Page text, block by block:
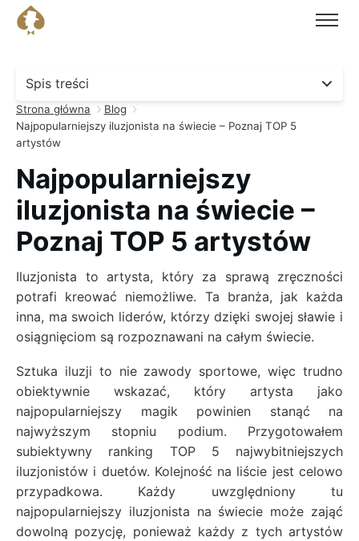
Spis treści
- kliknij, aby przejść do sekcji.
Strona główna
Blog
Najpopularniejszy iluzjonista na świecie – Poznaj TOP 5
artystów
Najpopularniejszy
iluzjonista na świecie –
Poznaj TOP 5 artystów
Iluzjonista to artysta, który za sprawą zręczności
potrafi kreować niemożliwe. Ta branża, jak każda
inna, ma swoich liderów, którzy dzięki swojej sławie i
osiągnięciom są rozpoznawani na całym świecie.
Sztuka iluzji to nie zawody sportowe, więc trudno
obiektywnie wskazać, który artysta jako
najpopularniejszy magik powinien stanąć na
najwyższym stopniu podium. Przygotowałem
subiektywny ranking TOP 5 najwybitniejszych
iluzjonistów i duetów. Kolejność na liście jest celowo
przypadkowa. Każdy uwzględniony tu
najpopularniejszy iluzjonista na świecie może zająć
dowolną pozycję, ponieważ każdy z tych artystów